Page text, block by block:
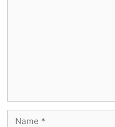
Pirakkum jenmangal
Name